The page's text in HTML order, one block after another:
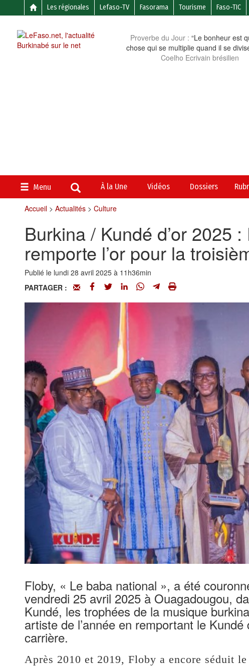
Les régionales Lefaso-TV Fasorama Tourisme Faso-TIC
Proverbe du Jour : “Le bonheur est
chose qui se multiplie quand il se
Coelho Ecrivain brésilien
Menu À la Une Vidéos Dossiers
Accueil> Actualités> Culture
Burkina / Kundé d’or 2025
remporte l’or pour la
Publié le lundi 28 avril 2025 à 11h36min
PARTAGER :
Floby, « Le baba national », a été
vendredi 25 avril 2025 à Ouagadougou,
Kundé, les trophées de la musique
artiste de l’année en remportant le
carrière.
Après 2010 et 2019, Floby a encore séduit